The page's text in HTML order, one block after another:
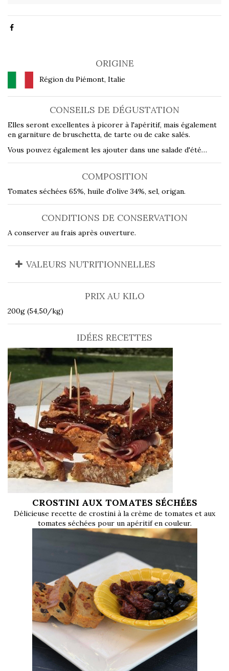
ORIGINE
Région du Piémont, Italie
CONSEILS DE DÉGUSTATION
Elles seront excellentes à picorer à l'apéritif, mais également
en garniture de bruschetta, de tarte ou de cake salés.
Vous pouvez également les ajouter dans une salade d'été…
COMPOSITION
Tomates séchées 65%, huile d'olive 34%, sel, origan.
CONDITIONS DE CONSERVATION
A conserver au frais après ouverture.
VALEURS NUTRITIONNELLES
PRIX AU KILO
200g (54,50/kg)
IDÉES RECETTES
CROSTINI AUX TOMATES SÉCHÉES
Délicieuse recette de crostini à la crème de tomates et aux
tomates séchées pour un apéritif en couleur.